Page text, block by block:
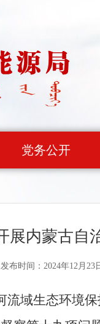
党务公开
展内蒙古自
发布时间：2024年12月23
流域生态环境